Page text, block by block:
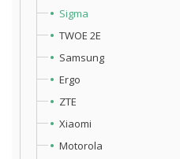
Sigma
TWOE 2E
Samsung
Ergo
ZTE
Xiaomi
Motorola